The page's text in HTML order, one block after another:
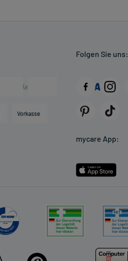
Vorkasse
Folgen Sie uns:
mycare App: